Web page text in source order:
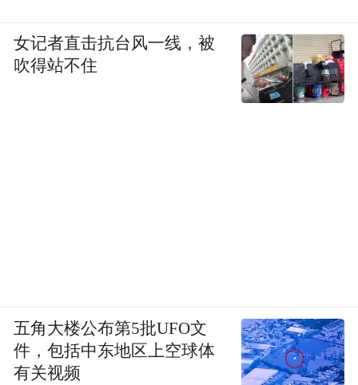
女记者直击抗台风一线，被
吹得站不住
五角大楼公布第5批UFO文
件，包括中东地区上空球体
有关视频